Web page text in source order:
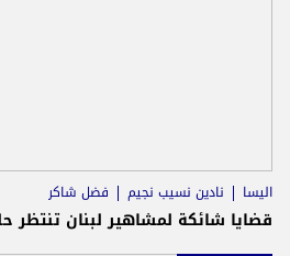
اليسا نادين نسيب نجيم فضل شاكر
قضايا شائكة لمشاهير لبنان تنتظر